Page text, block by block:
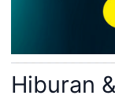
Hiburan